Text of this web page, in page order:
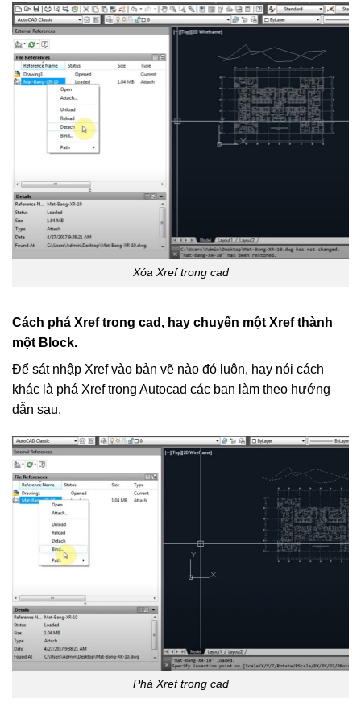
Xóa Xref trong cad
Cách phá Xref trong cad, hay chuyển một Xref thành
một Block.
Để sát nhập Xref vào bản vẽ nào đó luôn, hay nói cách
khác là phá Xref trong Autocad các bạn làm theo hướng
dẫn sau.
Phá Xref trong cad